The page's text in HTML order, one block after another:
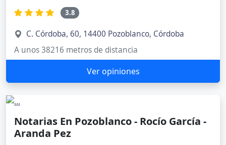
3.8
C. Córdoba, 60, 14400 Pozoblanco, Córdoba
A unos 38216 metros de distancia
Ver opiniones
Notarias En Pozoblanco - Rocío García -
Aranda Pez